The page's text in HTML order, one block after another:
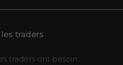
les traders
traders ont besoin